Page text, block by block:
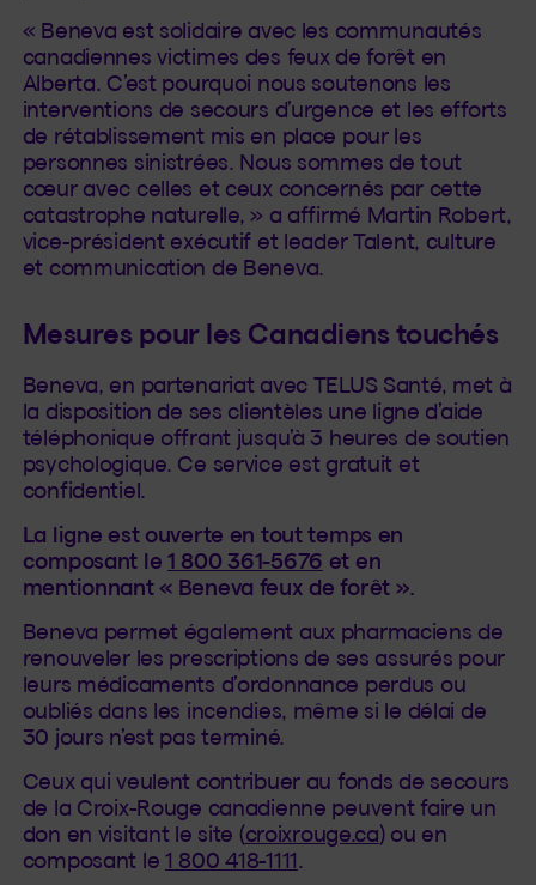
« Beneva est solidaire avec les communautés
canadiennes victimes des feux de forêt en
Alberta. C’est pourquoi nous soutenons les
interventions de secours d’urgence et les efforts
de rétablissement mis en place pour les
personnes sinistrées. Nous sommes de tout
cœur avec celles et ceux concernés par cette
catastrophe naturelle, » a affirmé Martin Robert,
vice-président exécutif et leader Talent, culture
et communication de Beneva.
Mesures pour les Canadiens touchés
Beneva, en partenariat avec TELUS Santé, met à
la disposition de ses clientèles une ligne d’aide
téléphonique offrant jusqu’à 3 heures de soutien
psychologique. Ce service est gratuit et
confidentiel.
La ligne est ouverte en tout temps en
composant le 1 800 361-5676 et en
mentionnant « Beneva feux de forêt ».
Beneva permet également aux pharmaciens de
renouveler les prescriptions de ses assurés pour
leurs médicaments d’ordonnance perdus ou
oubliés dans les incendies, même si le délai de
30 jours n’est pas terminé.
Ceux qui veulent contribuer au fonds de secours
de la Croix-Rouge canadienne peuvent faire un
don en visitant le site (croixrouge.ca) ou en
composant le 1 800 418-1111.